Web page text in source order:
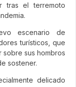
tras el terremoto
escenario de
turísticos, que
sobre sus hombros
sostener.
delicado